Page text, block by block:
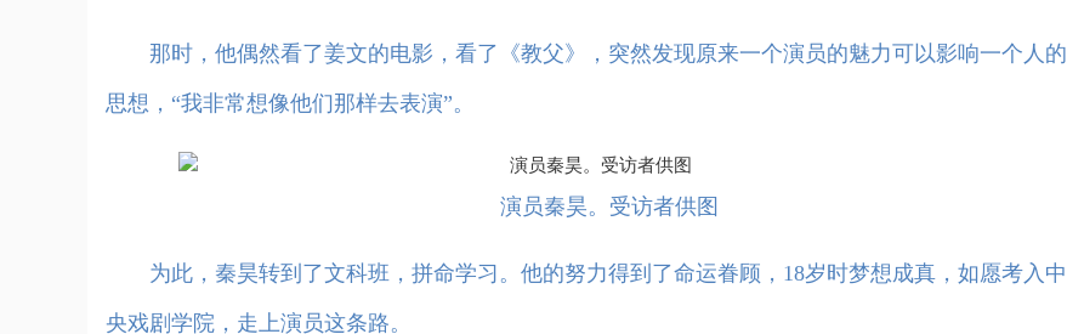
那时，他偶然看了姜文的电影，看了《教父》，突然发现原来一个演员的魅力可以影响一个人的
思想，“我非常想像他们那样去表演”。
演员秦昊。受访者供图
为此，秦昊转到了文科班，拼命学习。他的努力得到了命运眷顾，18岁时梦想成真，如愿考入中
央戏剧学院，走上演员这条路。